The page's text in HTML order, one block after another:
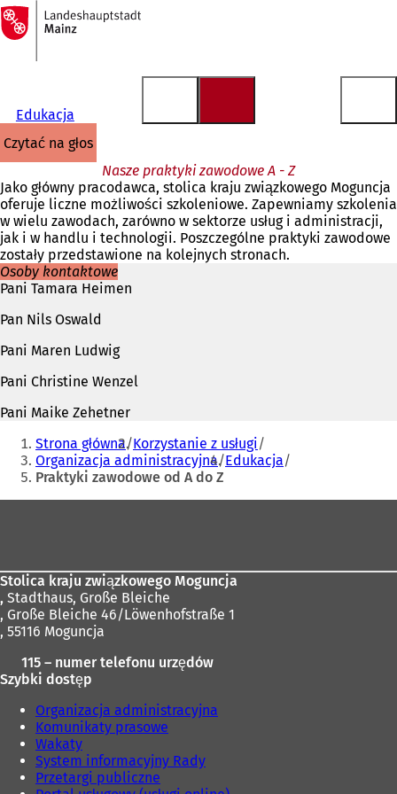
Przejdź do treści
Do
strony
głównej
Edukacja
czytać na głos
Nasze praktyki zawodowe A - Z
Jako główny pracodawca, stolica kraju związkowego Moguncja
oferuje liczne możliwości szkoleniowe. Zapewniamy szkolenia
w wielu zawodach, zarówno w sektorze usług i administracji,
jak i w handlu i technologii. Poszczególne praktyki zawodowe
zostały przedstawione na kolejnych stronach.
Osoby kontaktowe
Pani Tamara Heimen
Pan Nils Oswald
Pani Maren Ludwig
Pani Christine Wenzel
Pani Maike Zehetner
Jesteś
tutaj:
Strona główna Korzystanie z usługi
Organizacja administracyjna Edukacja
Praktyki zawodowe od A do Z
Stolica kraju związkowego Moguncja
, Stadthaus, Große Bleiche
, Große Bleiche 46/Löwenhofstraße 1
, 55116 Moguncja
115 – numer telefonu urzędów
Szybki dostęp
Organizacja administracyjna
Komunikaty prasowe
Wakaty
System informacyjny Rady
Przetargi publiczne